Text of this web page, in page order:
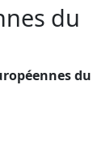
du
du